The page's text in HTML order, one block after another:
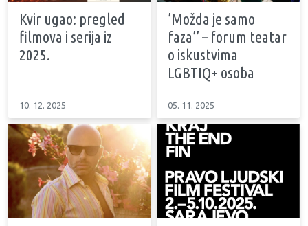
Kvir ugao: pregled
filmova i serija iz
2025.
10. 12. 2025
’Možda je samo
faza’’ – forum teatar
o iskustvima
LGBTIQ+ osoba
05. 11. 2025